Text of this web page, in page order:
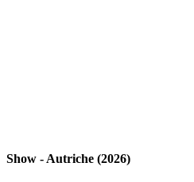
Show - Autriche (2026)